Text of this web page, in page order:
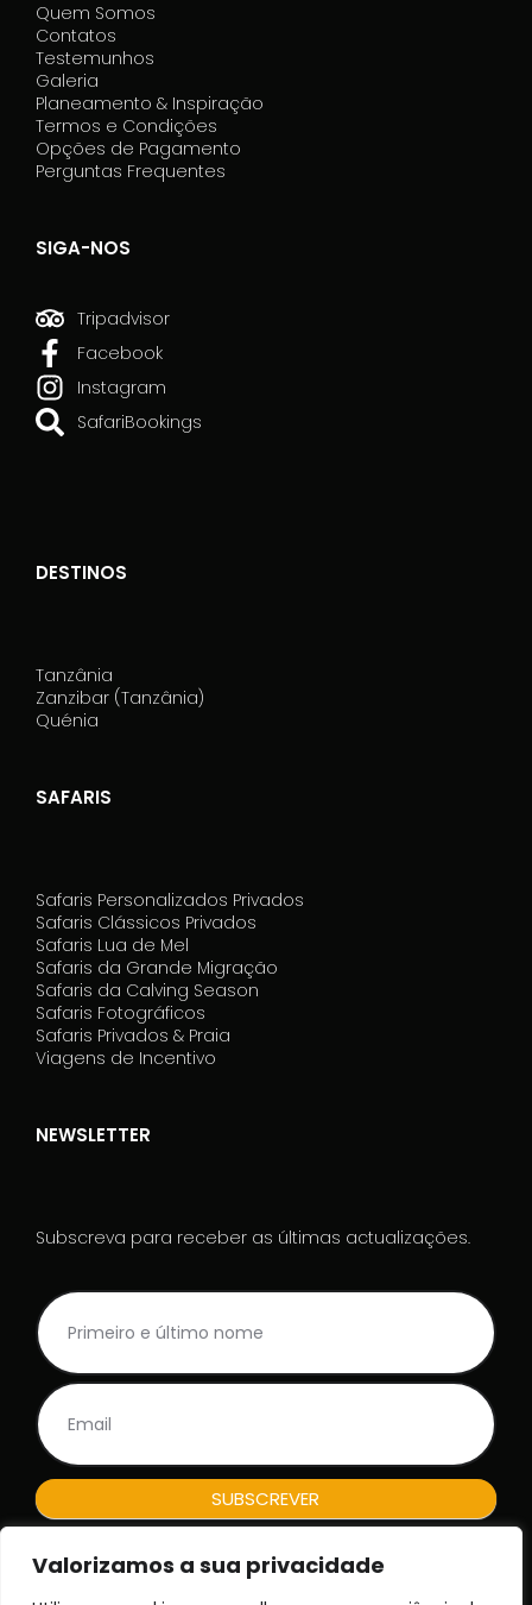
Valorizamos a sua privacidade
Quem Somos
Contatos
Testemunhos
Galeria
Planeamento & Inspiração
Termos e Condições
Opções de Pagamento
Perguntas Frequentes
SIGA-NOS
Tripadvisor
Facebook
Instagram
SafariBookings
DESTINOS
Tanzânia
Zanzibar (Tanzânia)
Quénia
SAFARIS
Safaris Personalizados Privados
Safaris Clássicos Privados
Safaris Lua de Mel
Safaris da Grande Migração
Safaris da Calving Season
Safaris Fotográficos
Safaris Privados & Praia
Viagens de Incentivo
NEWSLETTER
Subscreva para receber as últimas actualizações.
NL
Rodape_PT
f
y
u
a
r
h
u
a
SUBSCREVER